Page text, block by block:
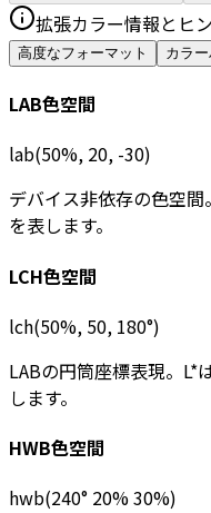
拡張カラー情報とヒ
高度なフォーマット カラ
LAB色空間
lab(50%, 20, -30)
デバイス非依存の色空
を表します。
LCH色空間
lch(50%, 50, 180°)
LABの円筒座標表現。L*
します。
HWB色空間
hwb(240° 20% 30%)